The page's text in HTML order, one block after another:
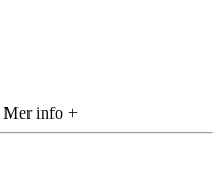
Mer info +